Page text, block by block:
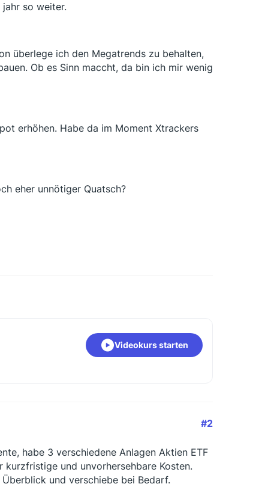
so weiter.
überlege ich den Megatrends zu behalten,
Ob es Sinn maccht, da bin ich mir wenig
erhöhen. Habe da im Moment Xtrackers
eher unnötiger Quatsch?
Videokurs starten
#2
habe 3 verschiedene Anlagen Aktien ETF
kurzfristige und unvorhersehbare Kosten.
und verschiebe bei Bedarf.